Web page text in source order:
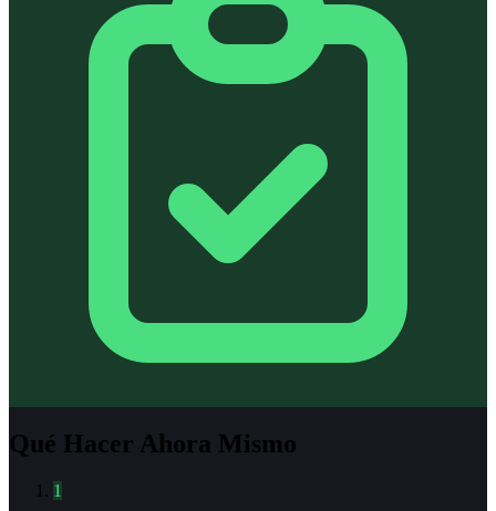
Qué Hacer Ahora Mismo
1